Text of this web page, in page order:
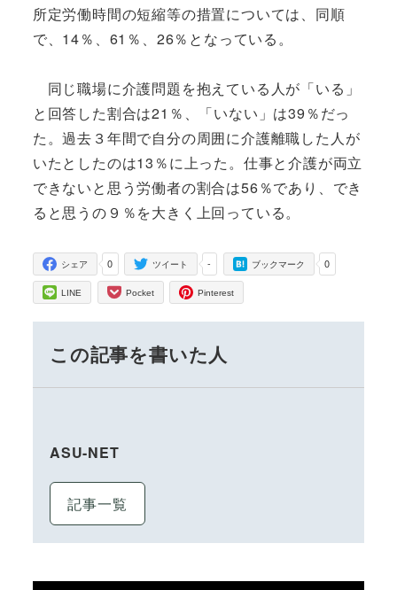
所定労働時間の短縮等の措置については、同順
で、14％、61％、26％となっている。
同じ職場に介護問題を抱えている人が「いる」
と回答した割合は21％、「いない」は39％だっ
た。過去３年間で自分の周囲に介護離職した人が
いたとしたのは13％に上った。仕事と介護が両立
できないと思う労働者の割合は56％であり、でき
ると思うの９％を大きく上回っている。
0
シェア -
ツイート 0
ブックマーク
LINE Pocket Pinterest
この記事を書いた人
ASU-NET
記事一覧